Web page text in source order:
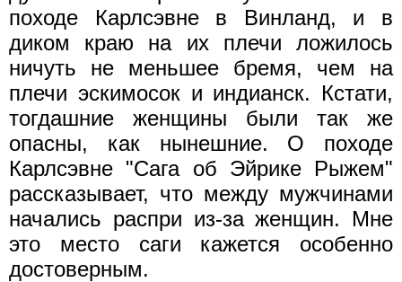
походе Карлсэвне в Винланд, и в
диком краю на их плечи ложилось
ничуть не меньшее бремя, чем на
плечи эскимосок и индианск. Кстати,
тогдашние женщины были так же
опасны, как нынешние. О походе
Карлсэвне "Сага об Эйрике Рыжем"
рассказывает, что между мужчинами
начались распри из-за женщин. Мне
это место саги кажется особенно
достоверным.